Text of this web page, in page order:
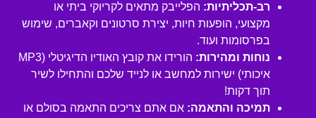
רב-תכליתיות: הפלייבק מתאים לקריוקי ביתי או
מקצועי, הופעות חיות, יצירת סרטונים וקאברים, שימוש
בפרסומות ועוד.
נוחות ומהירות:
הורידו את קובץ האודיו הדיגיטלי (MP3
איכותי) ישירות למחשב או לנייד שלכם והתחילו לשיר
תוך דקות!
תמיכה והתאמה: אם אתם צריכים התאמה בסולם או